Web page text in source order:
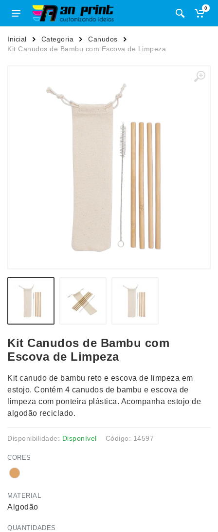
0
Inicial Categoria
Canudos
Kit Canudos de Bambu com Escova de Limpeza
Kit Canudos de Bambu com
Escova de Limpeza
Kit canudo de bambu reto e escova de limpeza em
estojo. Contém 4 canudos de bambu e escova de
limpeza com ponteira plástica. Acompanha estojo de
algodão reciclado.
Disponibilidade: Disponível Código: 14597
CORES
MATERIAL
Algodão
QUANTIDADES